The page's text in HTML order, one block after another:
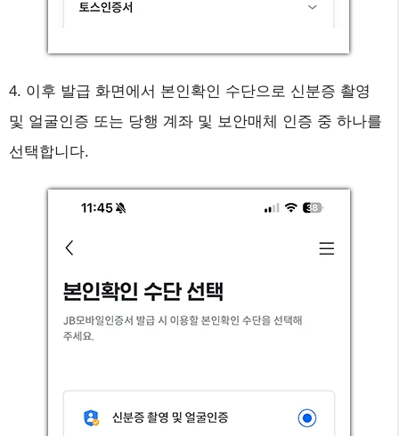
4. 이후 발급 화면에서 본인확인 수단으로 신분증 촬영
및 얼굴인증 또는 당행 계좌 및 보안매체 인증 중 하나를
선택합니다.